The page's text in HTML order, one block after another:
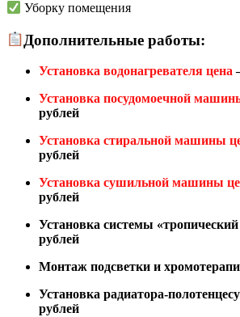
Уборку помещения
Дополнительные работы:
Установка водонагревателя цена
Установка посудомоечной
рублей
Установка стиральной машины
рублей
Установка сушильной машины
рублей
Установка системы
рублей
Монтаж подсветки и
Установка радиатора-
рублей